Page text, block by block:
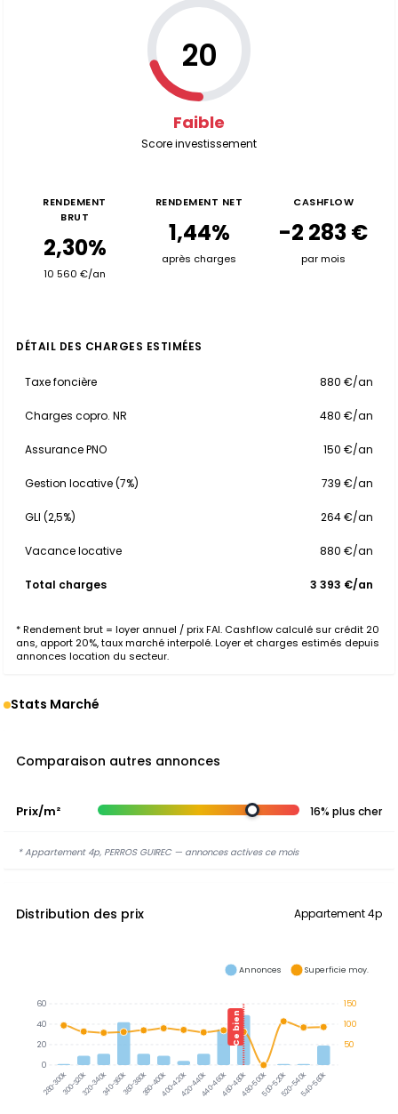
20
Faible
Score investissement
RENDEMENT
BRUT
2,30%
10 560 €/an
RENDEMENT NET
1,44%
après charges
CASHFLOW
-2 283 €
par mois
DÉTAIL DES CHARGES ESTIMÉES
Taxe foncière 880 €/an
Charges copro. NR 480 €/an
Assurance PNO 150 €/an
Gestion locative (7%) 739 €/an
GLI (2,5%) 264 €/an
Vacance locative 880 €/an
Total charges 3 393 €/an
* Rendement brut = loyer annuel / prix FAI. Cashflow calculé sur crédit 20
ans, apport 20%, taux marché interpolé. Loyer et charges estimés depuis
annonces location du secteur.
Stats Marché
Comparaison autres annonces
Prix/m² 16% plus cher
* Appartement 4p, PERROS GUIREC — annonces actives ce mois
Distribution des prix Appartement 4p
280-300k300-320k320-340k340-360k360-380k380-400k400-420k420-440k440-460k460-480k480-500k500-520k520-540k540-560k
Ce bien
150
100
50
60
40
20
0
Annonces Superficie moy.